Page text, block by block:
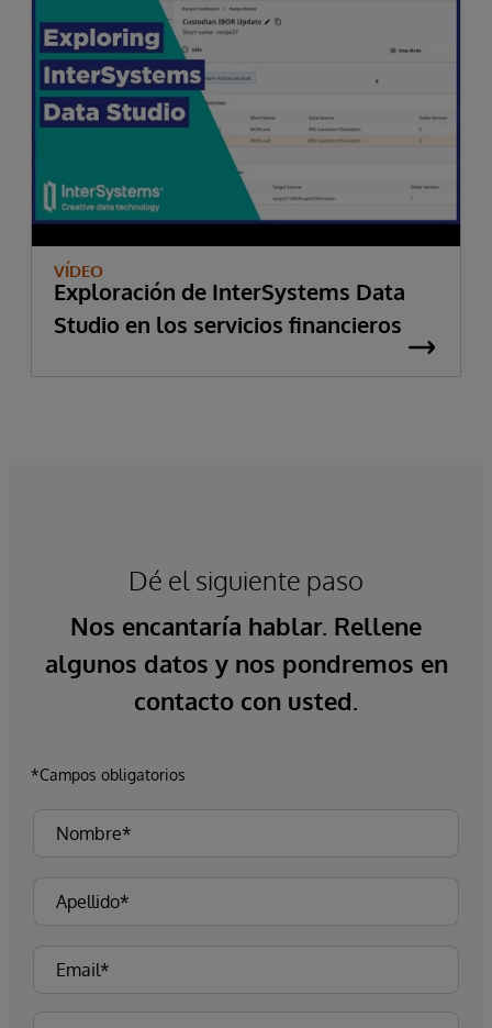
VÍDEO
Exploración de InterSystems Data
Studio en los servicios financieros
Dé el siguiente paso
Nos encantaría hablar. Rellene
algunos datos y nos pondremos en
contacto con usted.
*Campos obligatorios